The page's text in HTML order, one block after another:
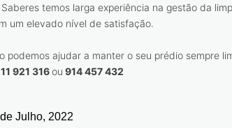
temos larga experiência na gestão da
um elevado nível de satisfação.
podemos ajudar a manter o seu prédio sempre
921 316ou 914 457 432
Julho, 2022